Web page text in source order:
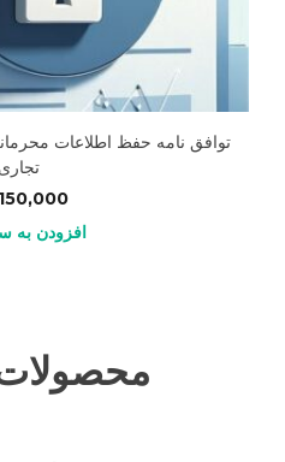
توافق نامه حفظ اطلاعات
150,000
افزودن به